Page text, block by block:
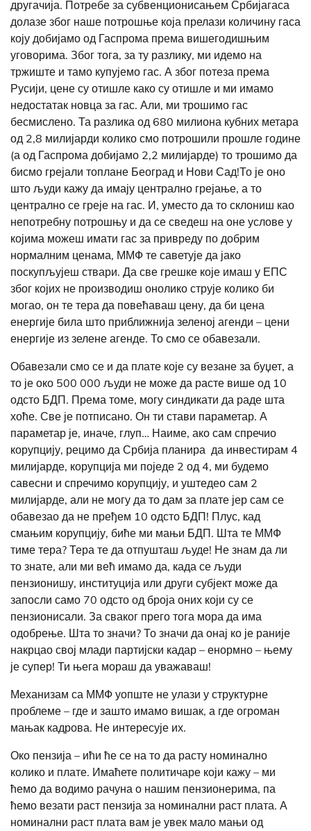
другачија. Потребе за субвенционисањем Србијагаса
долазе због наше потрошње која прелази количину гаса
коју добијамо од Гаспрома према вишегодишњим
уговорима. Због тога, за ту разлику, ми идемо на
тржиште и тамо купујемо гас. А због потеза према
Русији, цене су отишле како су отишле и ми имамо
недостатак новца за гас. Али, ми трошимо гас
бесмислено. Та разлика од 680 милиона кубних метара
од 2,8 милијарди колико смо потрошили прошле године
(а од Гаспрома добијамо 2,2 милијарде) то трошимо да
бисмо грејали топлане Београд и Нови Сад!То је оно
што људи кажу да имају централно грејање, а то
централно се греје на гас. И, уместо да то склониш као
непотребну потрошњу и да се сведеш на оне услове у
којима можеш имати гас за привреду по добрим
нормалним ценама, ММФ те саветује да јако
поскупљујеш ствари. Да све грешке које имаш у ЕПС
због којих не производиш онолико струје колико би
могао, он те тера да повећаваш цену, да би цена
енергије била што приближнија зеленој агенди – цени
енергије из зелене агенде. То смо се обавезали.
Обавезали смо се и да плате које су везане за буџет, а
то је око 500 000 људи не може да расте више од 10
одсто БДП. Према томе, могу синдикати да раде шта
хоће. Све је потписано. Он ти стави параметар. А
параметар је, иначе, глуп… Наиме, ако сам спречио
корупцију, рецимо да Србија планира да инвестирам 4
милијарде, корупција ми поједе 2 од 4, ми будемо
савесни и спречимо корупцију, и уштедео сам 2
милијарде, али не могу да то дам за плате јер сам се
обавезао да не пређем 10 одсто БДП! Плус, кад
смањим корупцију, биће ми мањи БДП. Шта те ММФ
тиме тера? Тера те да отпушташ људе! Не знам да ли
то знате, али ми већ имамо да, када се људи
пензионишу, институција или други субјект може да
запосли само 70 одсто од броја оних који су се
пензионисали. За сваког прего тога мора да има
одобрење. Шта то значи? То значи да онај ко је раније
накрцао свој млади партијски кадар – енормно – њему
је супер! Ти њега мораш да уважаваш!
Механизам са ММФ уопште не улази у структурне
проблеме – где и зашто имамо вишак, а где огроман
мањак кадрова. Не интересује их.
Око пензија – ићи ће се на то да расту номинално
колико и плате. Имаћете политичаре који кажу – ми
ћемо да водимо рачуна о нашим пензионерима, па
ћемо везати раст пензија за номинални раст плата. А
номинални раст плата вам је увек мало мањи од